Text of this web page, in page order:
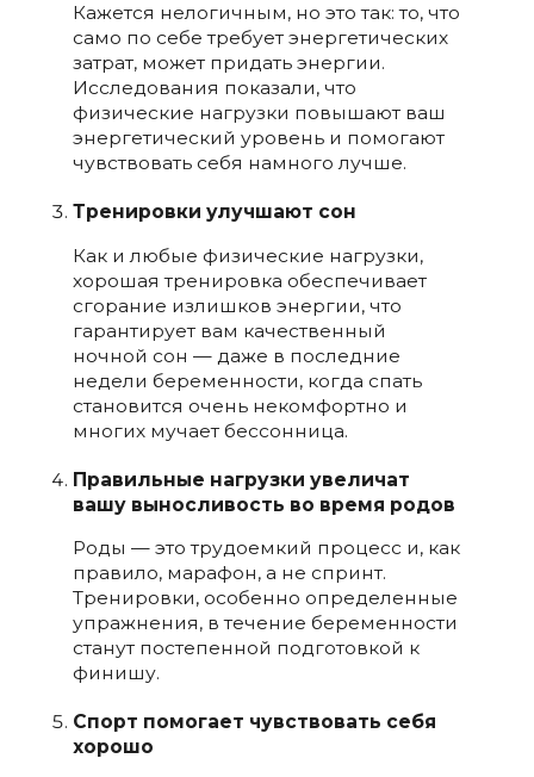
Кажется нелогичным, но это так: то, что
само по себе требует энергетических
затрат, может придать энергии.
Исследования показали, что
физические нагрузки повышают ваш
энергетический уровень и помогают
чувствовать себя намного лучше.
Тренировки улучшают сон
Как и любые физические нагрузки,
хорошая тренировка обеспечивает
сгорание излишков энергии, что
гарантирует вам качественный
ночной сон — даже в последние
недели беременности, когда спать
становится очень некомфортно и
многих мучает бессонница.
Правильные нагрузки увеличат
вашу выносливость во время родов
Роды — это трудоемкий процесс и, как
правило, марафон, а не спринт.
Тренировки, особенно определенные
упражнения, в течение беременности
станут постепенной подготовкой к
финишу.
Спорт помогает чувствовать себя
хорошо